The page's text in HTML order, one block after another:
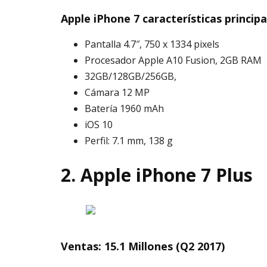
Apple iPhone 7 características
Pantalla 4.7″, 750 x 1334 pixels
Procesador Apple A10 Fusion, 2GB RAM
32GB/128GB/256GB,
Cámara 12 MP
Batería 1960 mAh
iOS 10
Perfil: 7.1 mm, 138 g
2. Apple iPhone 7 Plus
Ventas: 15.1 Millones (Q2 2017)